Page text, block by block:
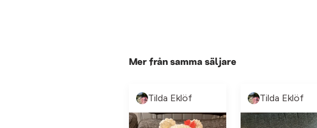
Mer från samma säljare
Tilda Eklöf Tilda Eklöf